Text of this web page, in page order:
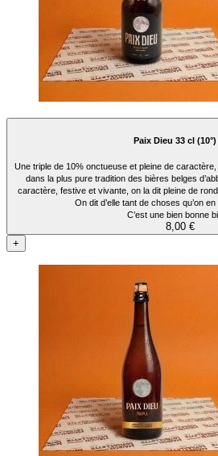
Paix Dieu 33 cl (10°)
Une triple de 10% onctueuse et pleine de
dans la plus pure tradition des bières belges
caractère, festive et vivante, on la dit pleine de
On dit d’elle tant de choses qu’on en
C’est une bien bonne
8,00 €
+